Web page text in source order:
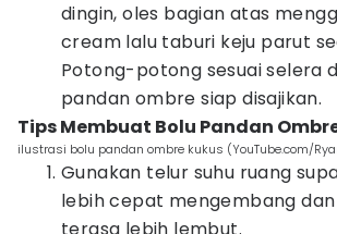
dingin, oles bagian atas
cream lalu taburi keju parut
Potong-potong sesuai selera
pandan ombre siap disajikan.
Tips Membuat Bolu Pandan
ilustrasi bolu pandan ombre kukus (YouTube.com/
Gunakan telur suhu ruang
lebih cepat mengembang